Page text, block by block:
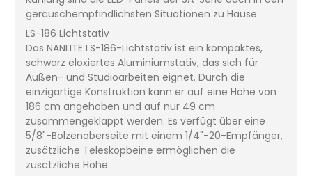
geräuschempfindlichsten Situationen zu Hause.
LS-186 Lichtstativ
Das NANLITE LS-186-Lichtstativ ist ein kompaktes,
schwarz eloxiertes Aluminiumstativ, das sich für
Außen- und Studioarbeiten eignet. Durch die
einzigartige Konstruktion kann er auf eine Höhe von
186 cm angehoben und auf nur 49 cm
zusammengeklappt werden. Es verfügt über eine
5/8"-Bolzenoberseite mit einem 1/4"-20-Empfänger,
zusätzliche Teleskopbeine ermöglichen die
zusätzliche Höhe.